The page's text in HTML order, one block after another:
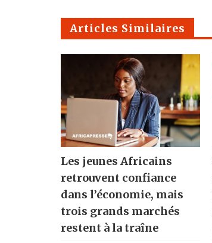
Articles Similaires
Les jeunes Africains
retrouvent confiance
dans l’économie, mais
trois grands marchés
restent à la traîne